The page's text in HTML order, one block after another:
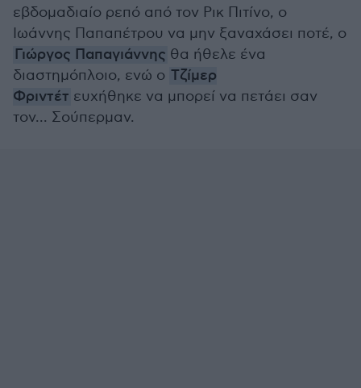
εβδομαδιαίο ρεπό από τον Ρικ Πιτίνο, ο
Ιωάννης Παπαπέτρου να μην ξαναχάσει ποτέ, ο
Γιώργος Παπαγιάννης θα ήθελε ένα
διαστημόπλοιο, ενώ ο Τζίμερ
Φριντέτ ευχήθηκε να μπορεί να πετάει σαν
τον... Σούπερμαν.